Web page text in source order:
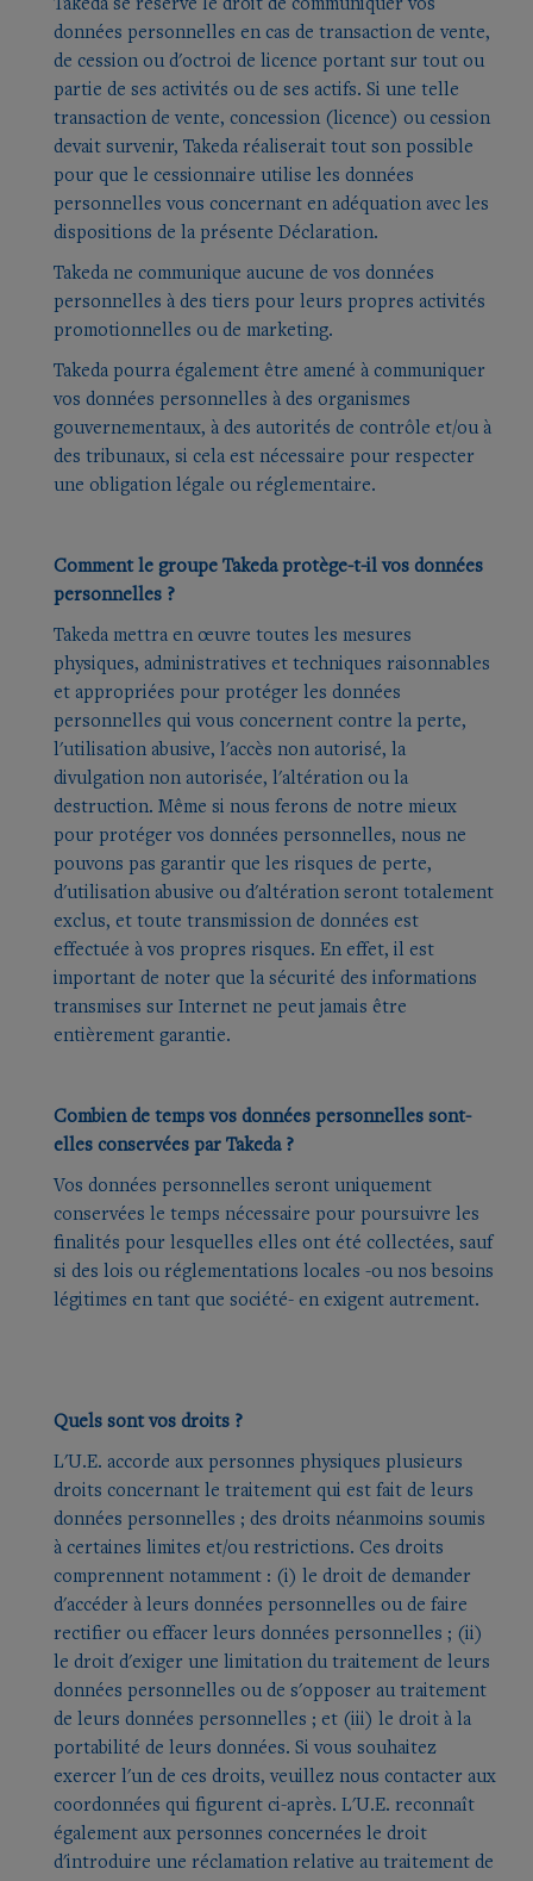
données personnelles en cas de transaction de vente,
de cession ou d'octroi de licence portant sur tout ou
partie de ses activités ou de ses actifs. Si une telle
transaction de vente, concession (licence) ou cession
devait survenir, Takeda réaliserait tout son possible
pour que le cessionnaire utilise les données
personnelles vous concernant en adéquation avec les
dispositions de la présente Déclaration.
Takeda ne communique aucune de vos données
personnelles à des tiers pour leurs propres activités
promotionnelles ou de marketing.
Takeda pourra également être amené à communiquer
vos données personnelles à des organismes
gouvernementaux, à des autorités de contrôle et/ou à
des tribunaux, si cela est nécessaire pour respecter
une obligation légale ou réglementaire.
Comment le groupe Takeda protège-t-il vos données
personnelles ?
Takeda mettra en œuvre toutes les mesures
physiques, administratives et techniques raisonnables
et appropriées pour protéger les données
personnelles qui vous concernent contre la perte,
l'utilisation abusive, l'accès non autorisé, la
divulgation non autorisée, l'altération ou la
destruction. Même si nous ferons de notre mieux
pour protéger vos données personnelles, nous ne
pouvons pas garantir que les risques de perte,
d'utilisation abusive ou d'altération seront totalement
exclus, et toute transmission de données est
effectuée à vos propres risques. En effet, il est
important de noter que la sécurité des informations
transmises sur Internet ne peut jamais être
entièrement garantie.
Combien de temps vos données personnelles sont-
elles conservées par Takeda ?
Vos données personnelles seront uniquement
conservées le temps nécessaire pour poursuivre les
finalités pour lesquelles elles ont été collectées, sauf
si des lois ou réglementations locales -ou nos besoins
légitimes en tant que société- en exigent autrement.
Quels sont vos droits ?
L'U.E. accorde aux personnes physiques plusieurs
droits concernant le traitement qui est fait de leurs
données personnelles ; des droits néanmoins soumis
à certaines limites et/ou restrictions. Ces droits
comprennent notamment : (i) le droit de demander
d'accéder à leurs données personnelles ou de faire
rectifier ou effacer leurs données personnelles ; (ii)
le droit d'exiger une limitation du traitement de leurs
données personnelles ou de s'opposer au traitement
de leurs données personnelles ; et (iii) le droit à la
portabilité de leurs données. Si vous souhaitez
exercer l'un de ces droits, veuillez nous contacter aux
coordonnées qui figurent ci-après. L'U.E. reconnaît
également aux personnes concernées le droit
d'introduire une réclamation relative au traitement de